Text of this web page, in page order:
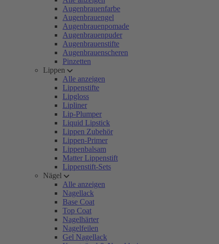
Augenbrauenfarbe
Augenbrauengel
Augenbrauenpomade
Augenbrauenpuder
Augenbrauenstifte
Augenbrauenscheren
Pinzetten
Lippen
Alle anzeigen
Lippenstifte
Lipgloss
Lipliner
Lip-Plumper
Liquid Lipstick
Lippen Zubehör
Lippen-Primer
Lippenbalsam
Matter Lippenstift
Lippenstift-Sets
Nägel
Alle anzeigen
Nagellack
Base Coat
Top Coat
Nagelhärter
Nagelfeilen
Gel Nagellack